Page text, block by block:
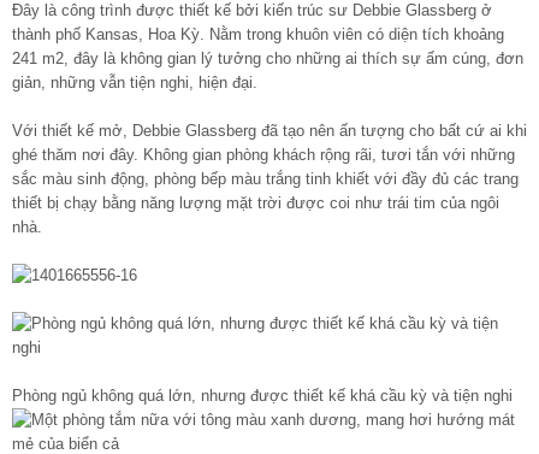
Đây là công trình được thiết kế bởi kiến trúc sư Debbie Glassberg ở
thành phố Kansas, Hoa Kỳ. Nằm trong khuôn viên có diện tích khoảng
241 m2, đây là không gian lý tưởng cho những ai thích sự ấm cúng, đơn
giản, những vẫn tiện nghi, hiện đại.
Với thiết kế mở, Debbie Glassberg đã tạo nên ấn tượng cho bất cứ ai khi
ghé thăm nơi đây. Không gian phòng khách rộng rãi, tươi tắn với những
sắc màu sinh động, phòng bếp màu trắng tinh khiết với đầy đủ các trang
thiết bị chạy bằng năng lượng mặt trời được coi như trái tim của ngôi
nhà.
Phòng ngủ không quá lớn, nhưng được thiết kế khá cầu kỳ và tiện nghi